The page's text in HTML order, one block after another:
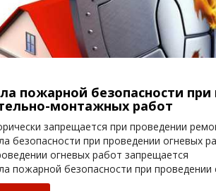
пожарной безопасности
монтажных работ
запрещается при проведении
безопасности при проведении огневых
огневых работ запрещается
пожарной безопасности при проведении